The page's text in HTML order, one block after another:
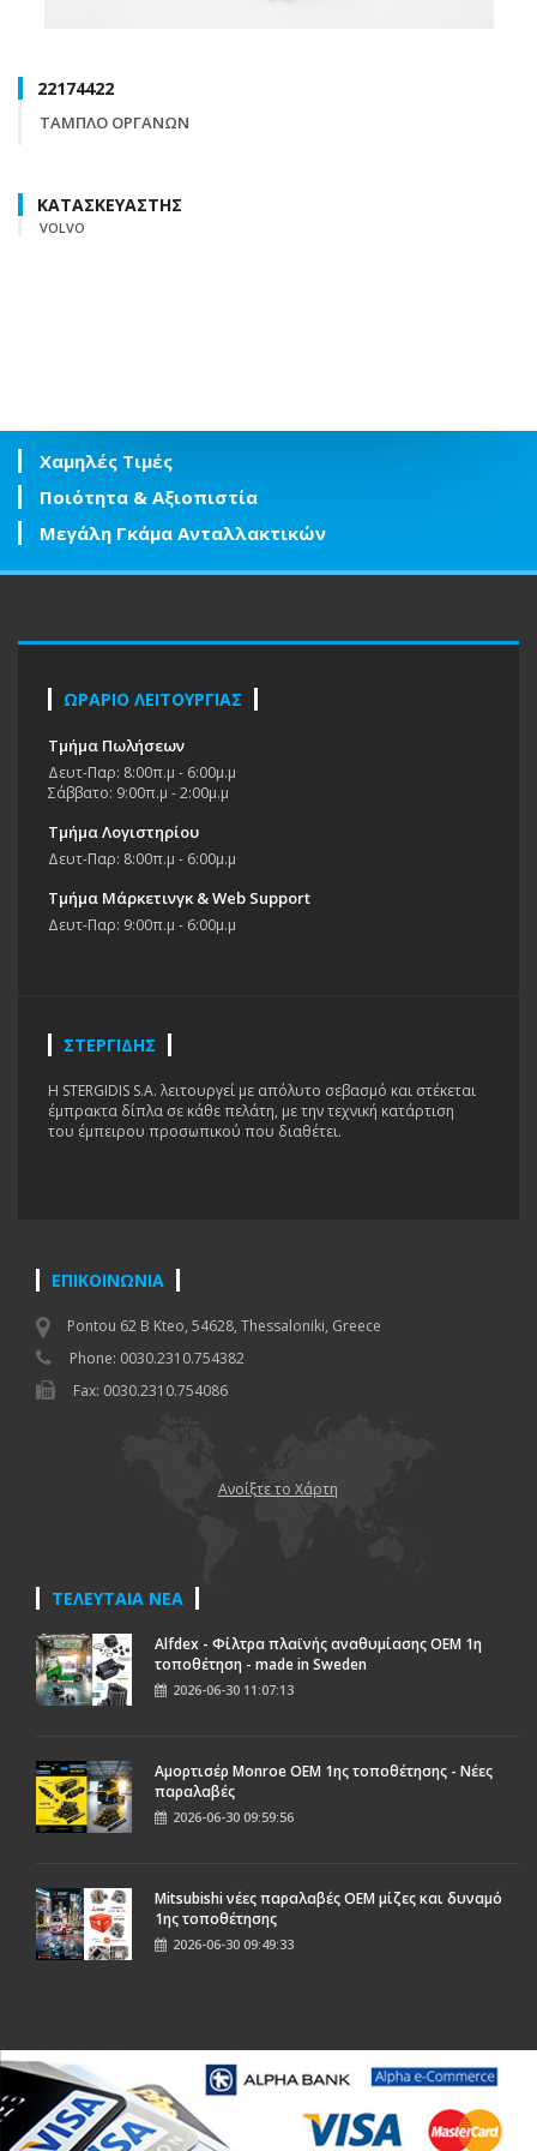
22174422
ΤΑΜΠΛΟ ΟΡΓΑΝΩΝ
ΚΑΤΑΣΚΕΥΑΣΤΗΣ
VOLVO
Χαμηλές Τιμές
Ποιότητα & Αξιοπιστία
Μεγάλη Γκάμα Ανταλλακτικών
ΩΡΑΡΙΟ ΛΕΙΤΟΥΡΓΙΑΣ
Τμήμα Πωλήσεων
Δευτ-Παρ: 8:00π.μ - 6:00μ.μ
Σάββατο: 9:00π.μ - 2:00μ.μ
Τμήμα Λογιστηρίου
Δευτ-Παρ: 8:00π.μ - 6:00μ.μ
Τμήμα Μάρκετινγκ & Web Support
Δευτ-Παρ: 9:00π.μ - 6:00μ.μ
ΣΤΕΡΓΙΔΗΣ
H STERGIDIS S.A. λειτουργεί με απόλυτο σεβασμό και στέκεται
έμπρακτα δίπλα σε κάθε πελάτη, με την τεχνική κατάρτιση
του έμπειρου προσωπικού που διαθέτει.
ΕΠΙΚΟΙΝΩΝΙΑ
Pontou 62 B Kteo, 54628, Thessaloniki, Greece
Phone: 0030.2310.754382
Fax: 0030.2310.754086
Ανοίξτε το Χάρτη
ΤΕΛΕΥΤΑΙΑ ΝΕΑ
Alfdex - Φίλτρα πλαϊνής αναθυμίασης OEM 1η
τοποθέτηση - made in Sweden
2026-06-30 11:07:13
Αμορτισέρ Monroe ΟΕΜ 1ης τοποθέτησης - Νέες
παραλαβές
2026-06-30 09:59:56
Mitsubishi νέες παραλαβές OEM μίζες και δυναμό
1ης τοποθέτησης
2026-06-30 09:49:33